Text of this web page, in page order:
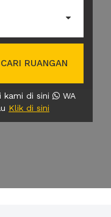
CARI RUANGAN
kami di sini
WA
Klik di sini